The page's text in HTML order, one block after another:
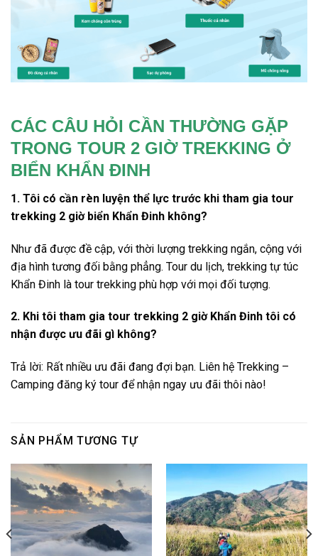
CÁC CÂU HỎI CẦN THƯỜNG GẶP
TRONG TOUR 2 GIỜ TREKKING Ở
BIỂN KHẨN ĐINH
1. Tôi có cần rèn luyện thể lực trước khi tham gia tour
trekking 2 giờ biển Khẩn Đinh không?
Như đã được đề cập, với thời lượng trekking ngắn, cộng với
địa hình tương đối bằng phẳng. Tour du lịch, trekking tự túc
Khẩn Đinh là tour trekking phù hợp với mọi đối tượng.
2. Khi tôi tham gia tour trekking 2 giờ Khẩn Đinh tôi có
nhận được ưu đãi gì không?
Trả lời: Rất nhiều ưu đãi đang đợi bạn. Liên hệ Trekking –
Camping đăng ký tour để nhận ngay ưu đãi thôi nào!
SẢN PHẨM TƯƠNG TỰ